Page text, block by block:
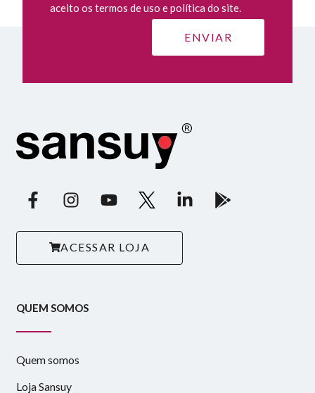
aceito os termos de uso e política do site.
ACESSAR LOJA
QUEM SOMOS
Quem somos
Loja Sansuy